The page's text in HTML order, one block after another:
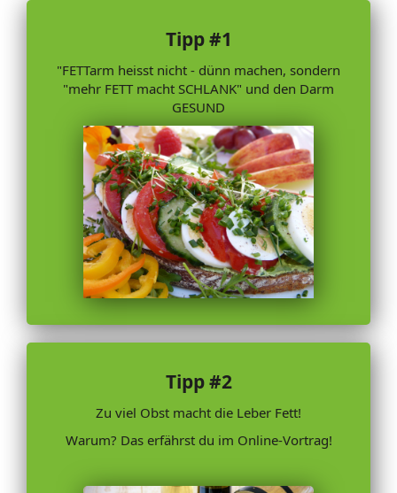
Tipp #1
"FETTarm heisst nicht - dünn machen, sondern
"mehr FETT macht SCHLANK" und den Darm
GESUND
Tipp #2
Zu viel Obst macht die Leber Fett!
Warum? Das erfährst du im Online-Vortrag!